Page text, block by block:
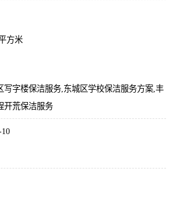
方米
写字楼保洁服务,东城区学校保洁服务方案,丰
开荒保洁服务
10